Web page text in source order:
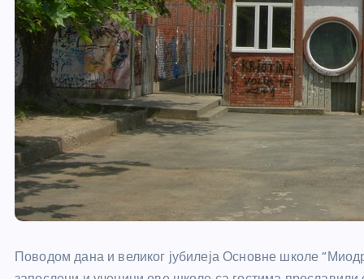
Поводом дана и великог јубилеја Основне школе